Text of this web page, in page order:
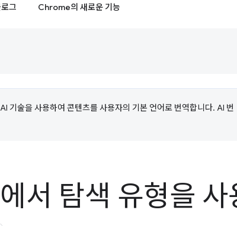
그 Chrome의 새로운 기능
기술을 사용하여 콘텐츠를 사용자의 기본 언어로 번역합니다. AI 번
서 탐색 유형을